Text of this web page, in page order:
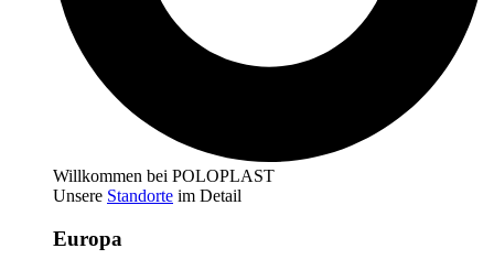
Willkommen bei POLOPLAST
Unsere Standorte im Detail
Europa